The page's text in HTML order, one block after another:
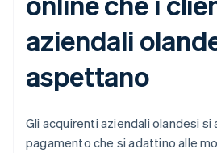
aziendali
aspettano
Gli acquirenti aziendali olandesi
pagamento che si adattino alle